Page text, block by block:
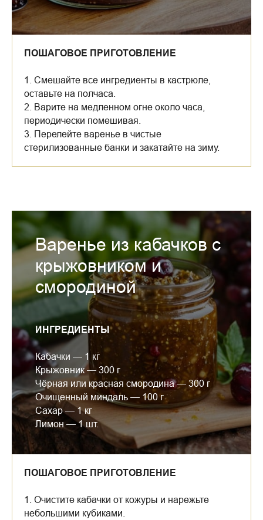
ПОШАГОВОЕ ПРИГОТОВЛЕНИЕ
1. Смешайте все ингредиенты в кастрюле,
оставьте на полчаса.
2. Варите на медленном огне около часа,
периодически помешивая.
3. Перелейте варенье в чистые
стерилизованные банки и закатайте на зиму.
Варенье из кабачков с
крыжовником и
смородиной
ИНГРЕДИЕНТЫ
Кабачки — 1 кг
Крыжовник — 300 г
Чёрная или красная смородина — 300 г
Очищенный миндаль — 100 г
Сахар — 1 кг
Лимон — 1 шт.
ПОШАГОВОЕ ПРИГОТОВЛЕНИЕ
1. Очистите кабачки от кожуры и нарежьте
небольшими кубиками.